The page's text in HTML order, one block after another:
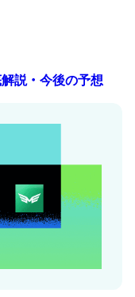
説・今後の予想